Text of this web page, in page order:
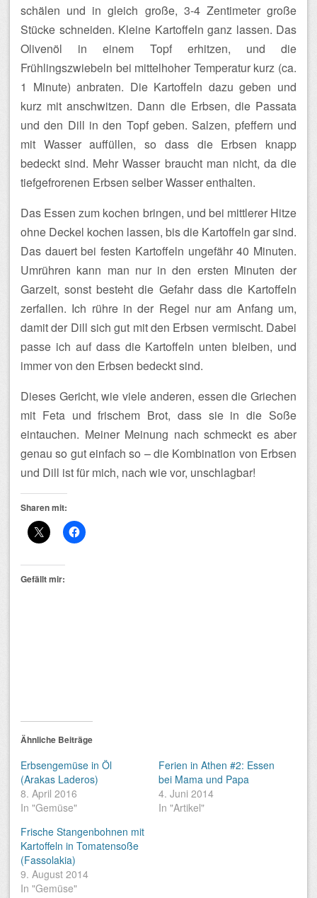
schälen und in gleich große, 3-4 Zentimeter große
Stücke schneiden. Kleine Kartoffeln ganz lassen. Das
Olivenöl in einem Topf erhitzen, und die
Frühlingszwiebeln bei mittelhoher Temperatur kurz (ca.
1 Minute) anbraten. Die Kartoffeln dazu geben und
kurz mit anschwitzen. Dann die Erbsen, die Passata
und den Dill in den Topf geben. Salzen, pfeffern und
mit Wasser auffüllen, so dass die Erbsen knapp
bedeckt sind. Mehr Wasser braucht man nicht, da die
tiefgefrorenen Erbsen selber Wasser enthalten.
Das Essen zum kochen bringen, und bei mittlerer Hitze
ohne Deckel kochen lassen, bis die Kartoffeln gar sind.
Das dauert bei festen Kartoffeln ungefähr 40 Minuten.
Umrühren kann man nur in den ersten Minuten der
Garzeit, sonst besteht die Gefahr dass die Kartoffeln
zerfallen. Ich rühre in der Regel nur am Anfang um,
damit der Dill sich gut mit den Erbsen vermischt. Dabei
passe ich auf dass die Kartoffeln unten bleiben, und
immer von den Erbsen bedeckt sind.
Dieses Gericht, wie viele anderen, essen die Griechen
mit Feta und frischem Brot, dass sie in die Soße
eintauchen. Meiner Meinung nach schmeckt es aber
genau so gut einfach so – die Kombination von Erbsen
und Dill ist für mich, nach wie vor, unschlagbar!
Sharen mit:
Gefällt mir:
Ähnliche Beiträge
Erbsengemüse in Öl
(Arakas Laderos)
8. April 2016
In "Gemüse"
Ferien in Athen #2: Essen
bei Mama und Papa
4. Juni 2014
In "Artikel"
Frische Stangenbohnen mit
Kartoffeln in Tomatensoße
(Fassolakia)
9. August 2014
In "Gemüse"